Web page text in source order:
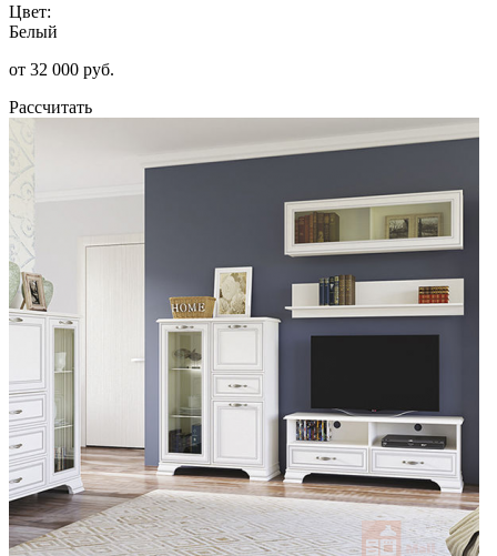
Цвет:
Белый
от 32 000 руб.
Рассчитать